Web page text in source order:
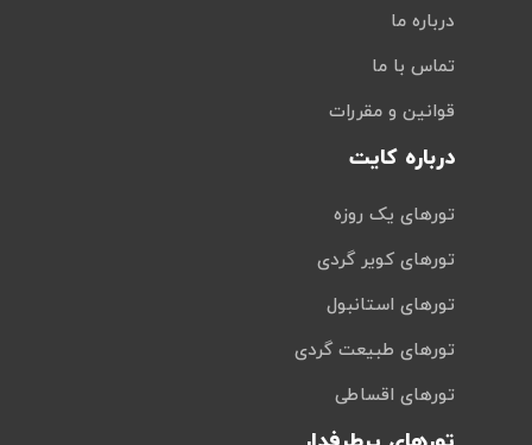
درباره ما
تماس با ما
قوانین و مقررات
درباره کایت
تورهای یک روزه
تورهای کویر گردی
تورهای استانبول
تورهای طبیعت گردی
تورهای اقساطی